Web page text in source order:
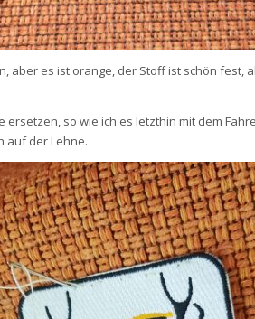
aber es ist orange, der Stoff ist schön fest,
so wie ich es letzthin mit dem
auf der Lehne.